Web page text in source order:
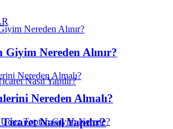
Nasıl Yapılır?
Giyim Nereden Alınır?
Nereden Almalı?